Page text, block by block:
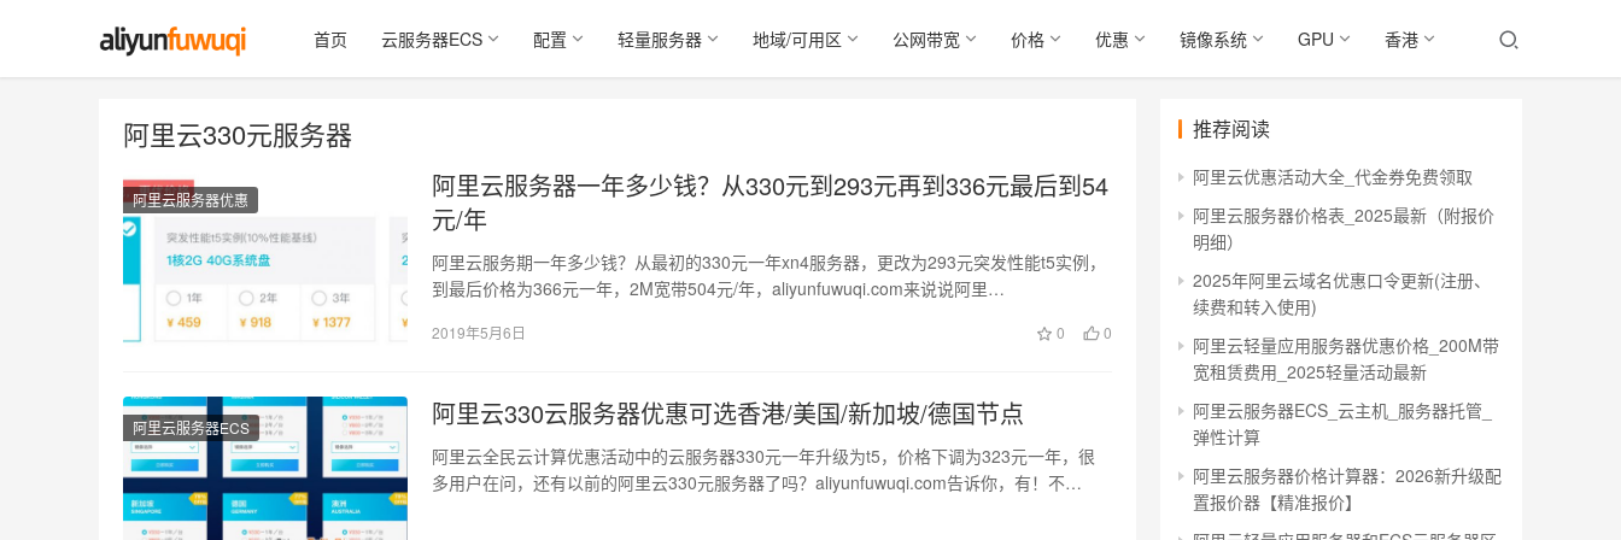
首页 云服务器ECS 配置 轻量服务器 地域/可用区 公网带宽 价格 优惠 镜像系统 GPU 香港
阿里云330元服务器
阿里云服务器优惠
阿里云服务器一年多少钱？从330元到293元再到336元最后到54
元/年
阿里云服务期一年多少钱？从最初的330元一年xn4服务器，更改为293元突发性能t5实例，
到最后价格为366元一年，2M宽带504元/年，aliyunfuwuqi.com来说说阿里…
2019年5月6日 0 0
阿里云服务器ECS 阿里云330云服务器优惠可选香港/美国/新加坡/德国节点
阿里云全民云计算优惠活动中的云服务器330元一年升级为t5，价格下调为323元一年，很
多用户在问，还有以前的阿里云330元服务器了吗？aliyunfuwuqi.com告诉你，有！不…
推荐阅读
阿里云优惠活动大全_代金券免费领取
阿里云服务器价格表_2025最新（附报价
明细）
2025年阿里云域名优惠口令更新(注册、
续费和转入使用)
阿里云轻量应用服务器优惠价格_200M带
宽租赁费用_2025轻量活动最新
阿里云服务器ECS_云主机_服务器托管_
弹性计算
阿里云服务器价格计算器：2026新升级配
置报价器【精准报价】